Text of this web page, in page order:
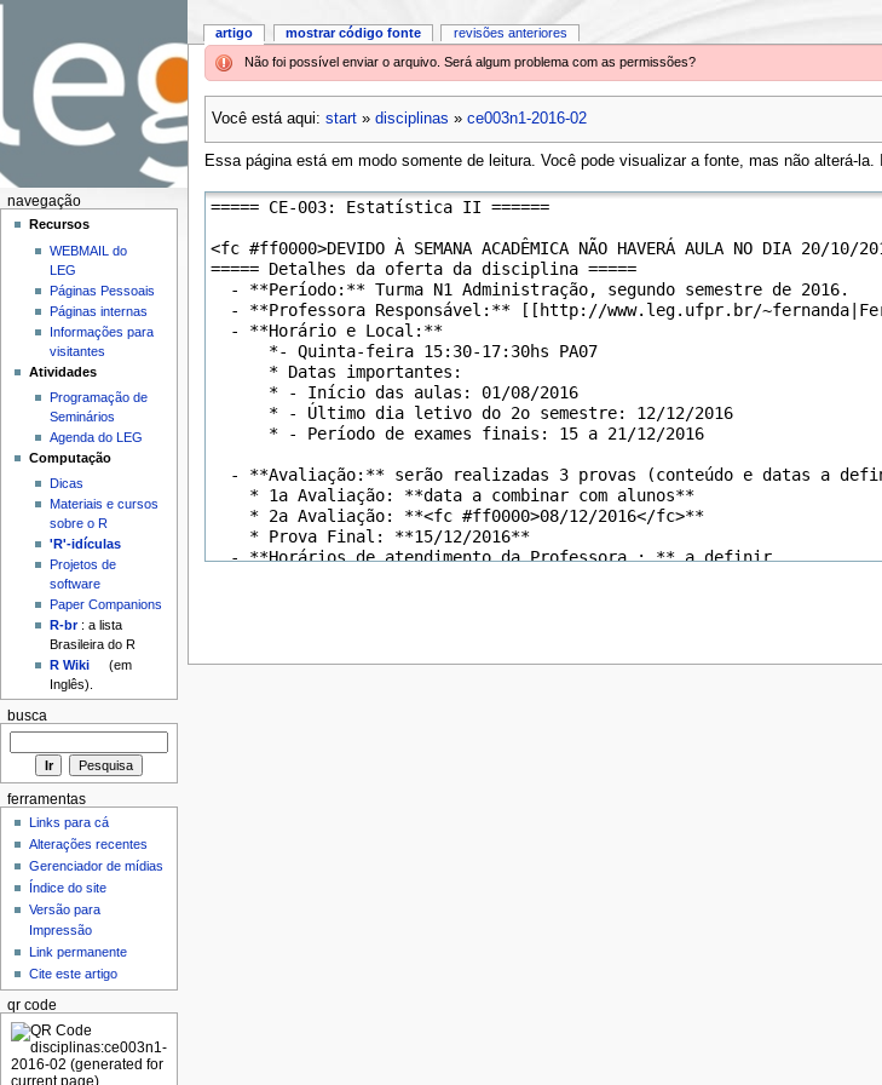
Não foi possível enviar o arquivo. Será algum problema com as permissões?
Você está aqui: start» disciplinas » ce003n1-2016-02
Essa página está em modo somente de leitura. Você pode visualizar a fonte, mas não alterá-
artigo mostrar código fonte revisões anteriores
navegação
Recursos
WEBMAIL do
LEG
Páginas Pessoais
Páginas internas
Informações para
visitantes
Atividades
Programação de
Seminários
Agenda do LEG
Computação
Dicas
Materiais e cursos
sobre o R
'R'-idículas
Projetos de
software
Paper Companions
R-br: a lista
Brasileira do R
R Wiki
(em
Inglês).
busca
ferramentas
Links para cá
Alterações recentes
Gerenciador de mídias
Índice do site
Versão para
Impressão
Link permanente
Cite este artigo
qr code